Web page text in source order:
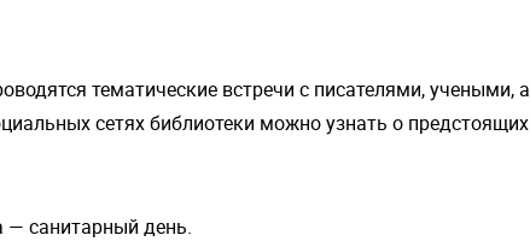
тематические встречи с писателями, учеными, а
сетях библиотеки можно узнать о предстоящих
— санитарный день.